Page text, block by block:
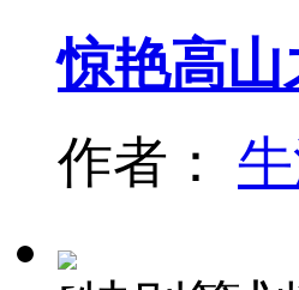
惊艳高
作者：